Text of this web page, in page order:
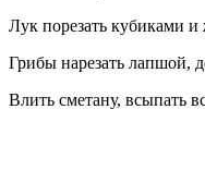
Лук порезать кубиками и
Грибы нарезать лапшой,
Влить сметану, всыпать